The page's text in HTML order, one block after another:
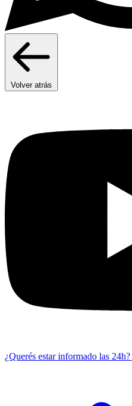
Volver atrás
¿Querés estar informado las 24h?